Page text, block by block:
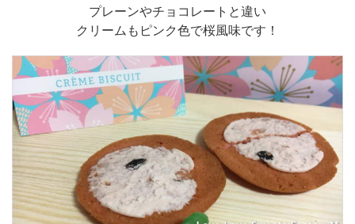
プレーンやチョコレートと違い
クリームもピンク色で桜風味です！